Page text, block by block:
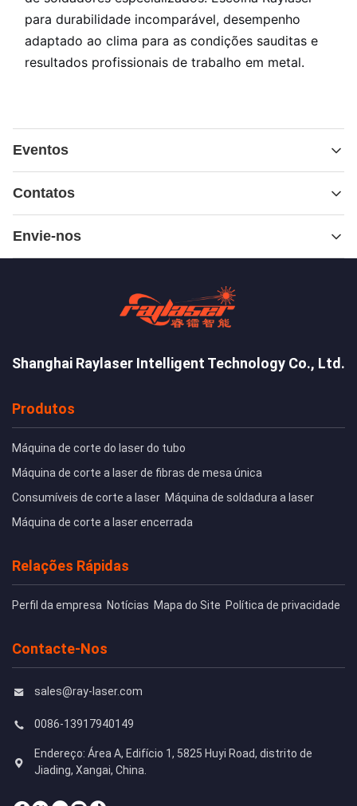
para durabilidade incomparável, desempenho
adaptado ao clima para as condições sauditas e
resultados profissionais de trabalho em metal.
Eventos
Notícias
Contatos
Contatos: Mr. Guo
Telefone: 0086-13917940149
Contato agora
Envie-nos
Shanghai Raylaser Intelligent Technology Co., Ltd.
Produtos
Máquina de corte do laser do tubo
Máquina de corte a laser de fibras de mesa única
Consumíveis de corte a laser Máquina de soldadura a laser
Máquina de corte a laser encerrada
Relações Rápidas
Perfil da empresa Notícias Mapa do Site Política de privacidade
Contacte-Nos
sales@ray-laser.com
0086-13917940149
Endereço: Área A, Edifício 1, 5825 Huyi Road, distrito de
Jiading, Xangai, China.